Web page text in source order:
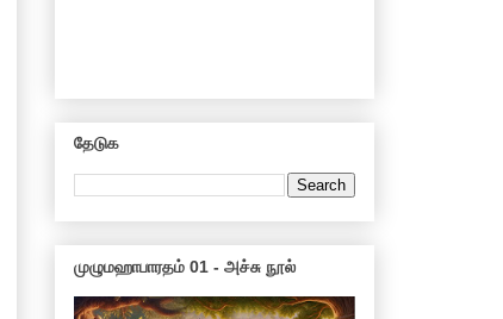
தேடுக
முழுமஹாபாரதம் 01 - அச்சு நூல்